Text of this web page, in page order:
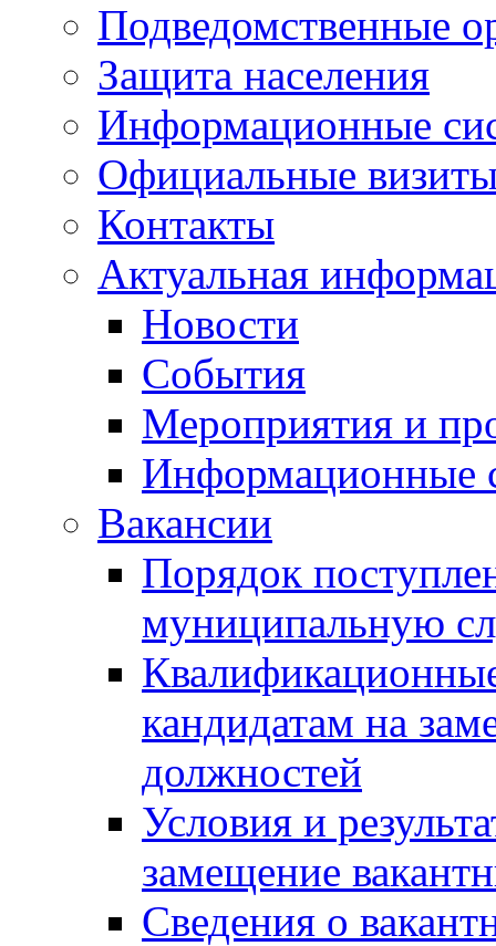
Подведомственные
Защита населения
Информационные
Официальные
Контакты
Актуальная
Новости
События
Мероприятия и
Информационные
Вакансии
Порядок
муниципальную
кандидатам на
должностей
Условия и
замещение
Сведения о